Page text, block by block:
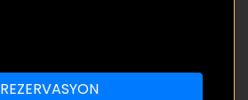
REZERVASYON